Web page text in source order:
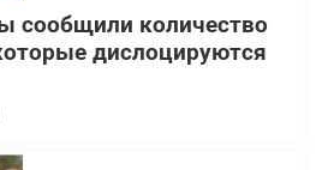
сообщили количество
дислоцируются